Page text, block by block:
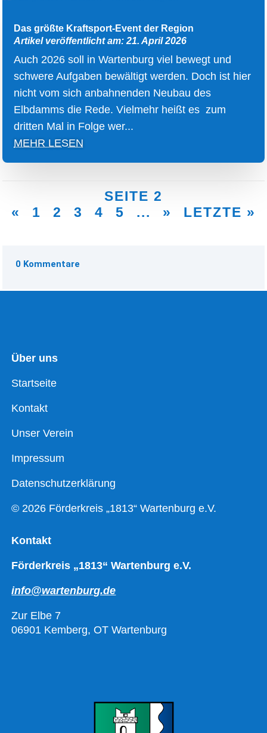
Das größte Kraftsport-Event der Region
Artikel veröffentlicht am: 21. April 2026
Auch 2026 soll in Wartenburg viel bewegt und
schwere Aufgaben bewältigt werden. Doch ist hier
nicht vom sich anbahnenden Neubau des
Elbdamms die Rede. Vielmehr heißt es zum
dritten Mal in Folge wer...
MEHR LESEN
SEITE 2
«
1 2 3 4 5 ... » LETZTE »
0 Kommentare
Über uns
Startseite
Kontakt
Unser Verein
Impressum
Datenschutzerklärung
© 2026 Förderkreis „1813“ Wartenburg e.V.
Kontakt
Förderkreis „1813“ Wartenburg e.V.
info@wartenburg.de
Zur Elbe 7
06901 Kemberg, OT Wartenburg